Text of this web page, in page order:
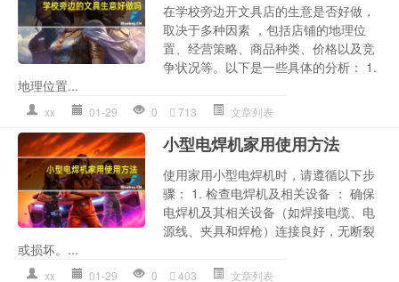
在学校旁边开文具店的生意是否好做，
取决于多种因素 ，包括店铺的地理位
置、经营策略、商品种类、价格以及竞
争状况等。以下是一些具体的分析： 1.
地理位置...
xx 01-29 0 713 文章列表
小型电焊机家用使用方法
使用家用小型电焊机时，请遵循以下步
骤： 1. 检查电焊机及相关设备 ： 确保
电焊机及其相关设备（如焊接电缆、电
源线、夹具和焊枪）连接良好，无断裂
或损坏。...
xx 01-29 0 403 文章列表